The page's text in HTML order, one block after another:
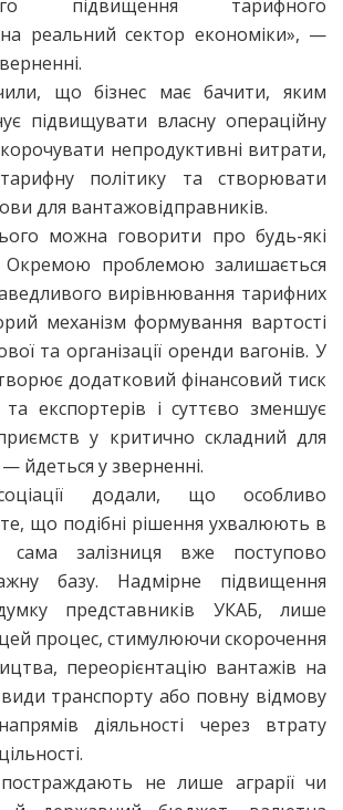
підвищення тарифного
реальний сектор економіки», —
що бізнес має бачити, яким
підвищувати власну операційну
непродуктивні витрати,
політику та створювати
для вантажовідправників.
можна говорити про будь-які
Окремою проблемою залишається
вирівнювання тарифних
механізм формування вартості
та організації оренди вагонів. У
додатковий фінансовий тиск
експортерів і суттєво зменшує
у критично складний для
йдеться у зверненні.
додали, що особливо
що подібні рішення ухвалюють в
залізниця вже поступово
базу. Надмірне підвищення
представників УКАБ, лише
процес, стимулюючи скорочення
переорієнтацію вантажів на
транспорту або повну відмову
діяльності через втрату
постраждають не лише аграрії чи